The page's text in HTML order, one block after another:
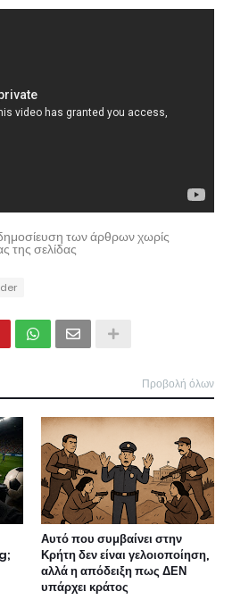
των άρθρων χωρίς
της σελίδας
Προβολή όλων
Αυτό που συμβαίνει στην
Κρήτη δεν είναι γελοιοποίηση,
αλλά η απόδειξη πως ΔΕΝ
υπάρχει κράτος